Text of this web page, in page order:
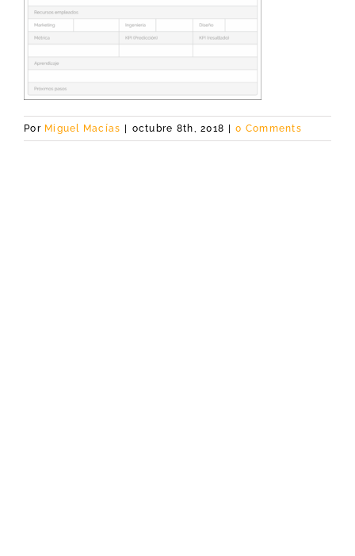
Por Miguel Macías octubre 8th, 2018 0 Comments